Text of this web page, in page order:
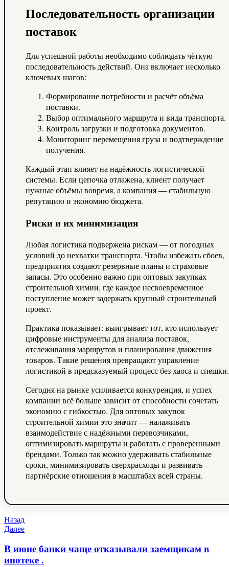
Последовательность организации
поставок
Для успешной работы необходимо соблюдать чёткую
последовательность действий. Она включает несколько
ключевых шагов:
Формирование потребности и расчёт объёма
поставки.
Выбор оптимального маршрута и вида транспорта.
Контроль загрузки и подготовка документов.
Мониторинг перемещения груза и подтверждение
получения.
Каждый этап влияет на надёжность логистической
системы. Если цепочка отлажена, клиент получает
нужные объёмы вовремя, а компания — стабильную
репутацию и экономию бюджета.
Риски и их минимизация
Любая логистика подвержена рискам — от погодных
условий до нехватки транспорта. Чтобы избежать сбоев,
предприятия создают резервные планы и страховые
запасы. Это особенно важно при оптовых закупках
строительной химии, где каждое несвоевременное
поступление может задержать крупный строительный
проект.
Практика показывает: выигрывает тот, кто использует
цифровые инструменты для анализа поставок,
отслеживания маршрутов и планирования движения
товаров. Такие решения превращают управление
логистикой в предсказуемый процесс без хаоса и спешки.
Сегодня на рынке усиливается конкуренция, и успех
компании всё больше зависит от способности сочетать
экономию с гибкостью. Для оптовых закупок
строительной химии это значит — налаживать
взаимодействие с надёжными перевозчиками,
оптимизировать маршруты и работать с проверенными
брендами. Только так можно удерживать стабильные
сроки, минимизировать сверхрасходы и развивать
партнёрские отношения в масштабах всей страны.
Навигация
по
записям
Предыдущая
запись
Назад
Следующая
Далее
В июне банки чаще отказывали заемщикам в
ипотеке .